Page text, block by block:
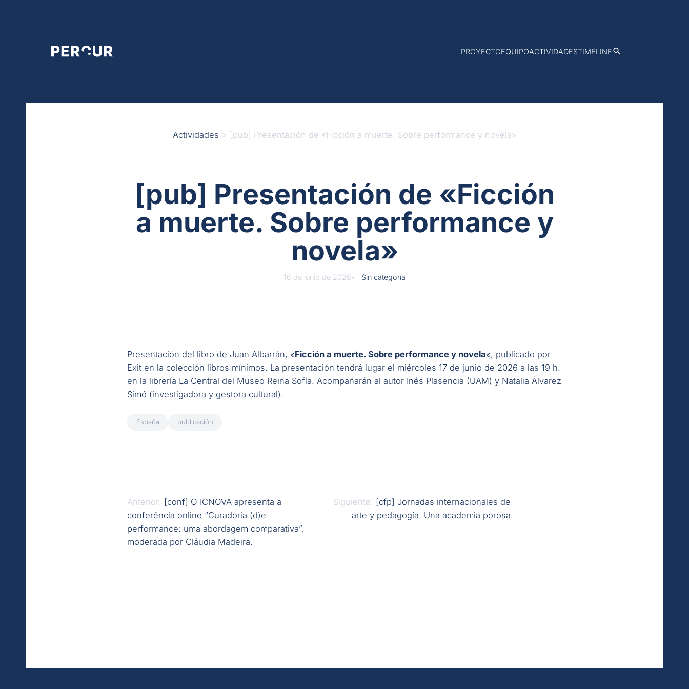
contenido
PROYECTOEQUIPOACTIVIDADESTIMELINE
Actividades > [pub] Presentación de «Ficción a muerte. Sobre performance y novela»
[pub] Presentación de «Ficción
a muerte. Sobre performance y
novela»
16 de junio de 2026 Sin categoría
Presentación del libro de Juan Albarrán, «Ficción a muerte. Sobre performance y novela«, publicado por
Exit en la colección libros mínimos. La presentación tendrá lugar el miércoles 17 de junio de 2026 a las 19 h.
en la librería La Central del Museo Reina Sofía. Acompañarán al autor Inés Plasencia (UAM) y Natalia Álvarez
Simó (investigadora y gestora cultural).
España publicación
de
entradas
Anterior: [conf] O ICNOVA apresenta a
conferência online “Curadoria (d)e
performance: uma abordagem comparativa”,
moderada por Cláudia Madeira.
Siguiente: [cfp] Jornadas internacionales de
arte y pedagogía. Una academia porosa